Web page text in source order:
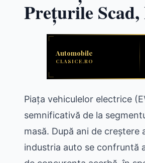
Prețurile
Piața vehiculelor electrice
semnificativă de la
masă. După ani de
industria auto se confruntă